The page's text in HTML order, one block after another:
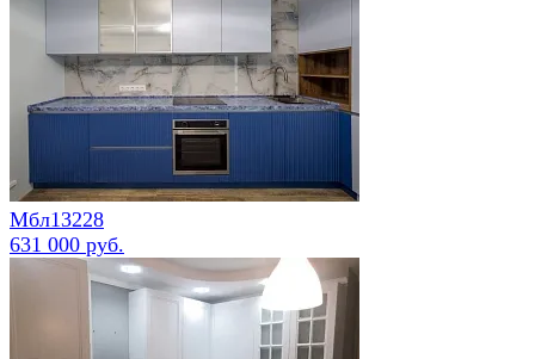
Мбл13228
631 000 руб.